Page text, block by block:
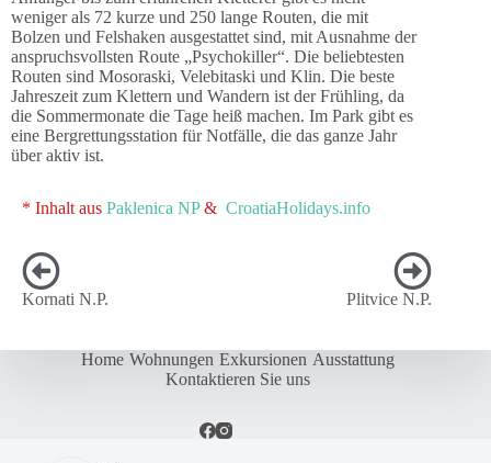
weniger als 72 kurze und 250 lange Routen, die mit
Bolzen und Felshaken ausgestattet sind, mit Ausnahme der
anspruchsvollsten Route „Psychokiller“. Die beliebtesten
Routen sind Mosoraski, Velebitaski und Klin. Die beste
Jahreszeit zum Klettern und Wandern ist der Frühling, da
die Sommermonate die Tage heiß machen. Im Park gibt es
eine Bergrettungsstation für Notfälle, die das ganze Jahr
über aktiv ist.
* Inhalt aus Paklenica NP& CroatiaHolidays.info
Kornati N.P. Plitvice N.P.
Home Wohnungen Exkursionen Ausstattung
Kontaktieren Sie uns